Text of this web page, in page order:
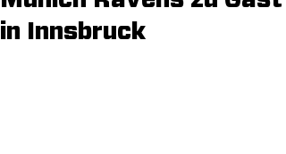
in Innsbruck